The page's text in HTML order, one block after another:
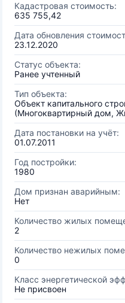
Кадастровая стоимость:
635 755,42
Дата обновления
23.12.2020
Статус объекта:
Ранее учтенный
Тип объекта:
Объект капитального
(Многоквартирный дом,
Дата постановки на учёт:
01.07.2011
Год постройки:
1980
Дом признан аварийным:
Нет
Количество жилых
2
Количество нежилых
0
Класс энергетической
Не присвоен